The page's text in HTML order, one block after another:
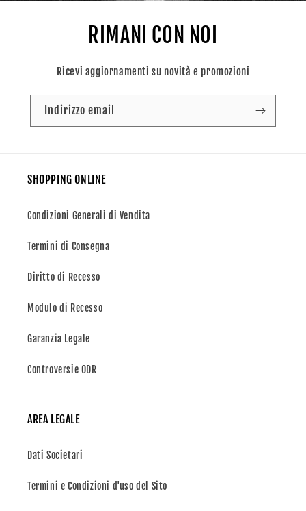
RIMANI CON NOI
Ricevi aggiornamenti su novità e promozioni
Indirizzo email
SHOPPING ONLINE
Condizioni Generali di Vendita
Termini di Consegna
Diritto di Recesso
Modulo di Recesso
Garanzia Legale
Controversie ODR
AREA LEGALE
Dati Societari
Termini e Condizioni d'uso del Sito